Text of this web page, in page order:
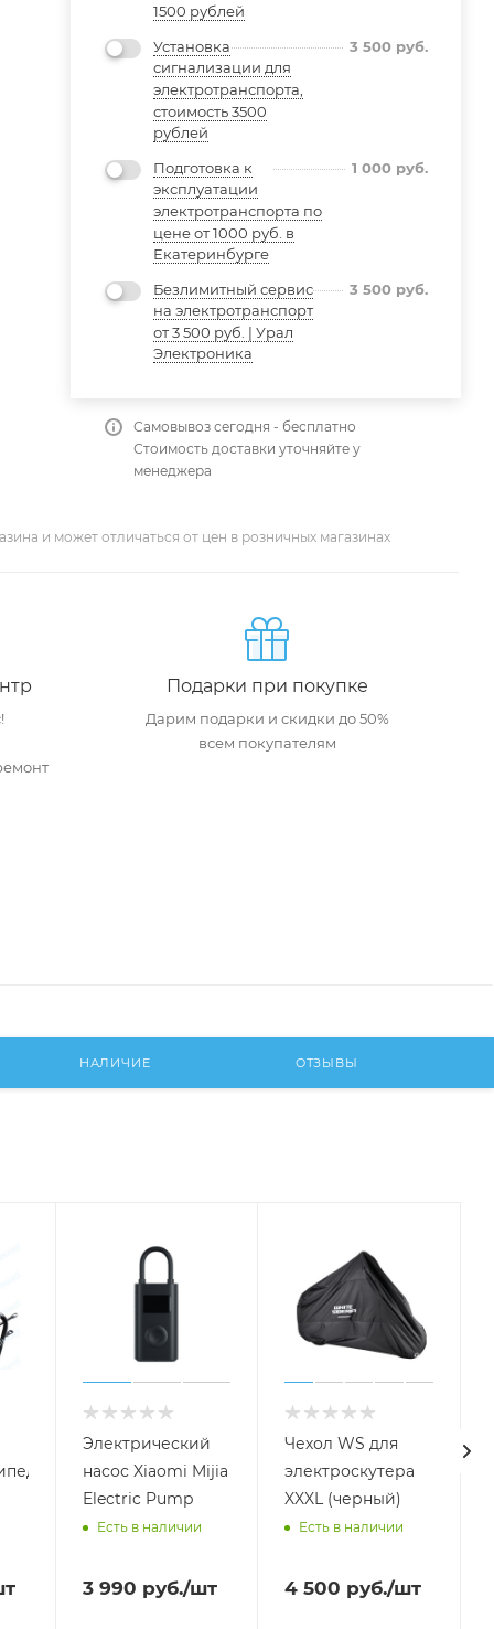
1500 рублей
Установка
сигнализации для
электротранспорта,
стоимость 3500
рублей
3 500руб.
Подготовка к
эксплуатации
электротранспорта по
цене от 1000 руб. в
Екатеринбурге
1 000руб.
Безлимитный сервис
на электротранспорт
от 3 500 руб. | Урал
Электроника
3 500руб.
Самовывоз сегодня - бесплатно
Стоимость доставки уточняйте у
менеджера
и может отличаться от цен в розничных магазинах
Подарки при покупке
Дарим подарки и скидки до 50%
всем покупателям
НАЛИЧИЕ ОТЗЫВЫ
Электрический
насос Xiaomi Mijia
Electric Pump
Есть в наличии
3 990 руб./шт
Чехол WS для
электроскутера
XXXL (черный)
Есть в наличии
4 500 руб./шт